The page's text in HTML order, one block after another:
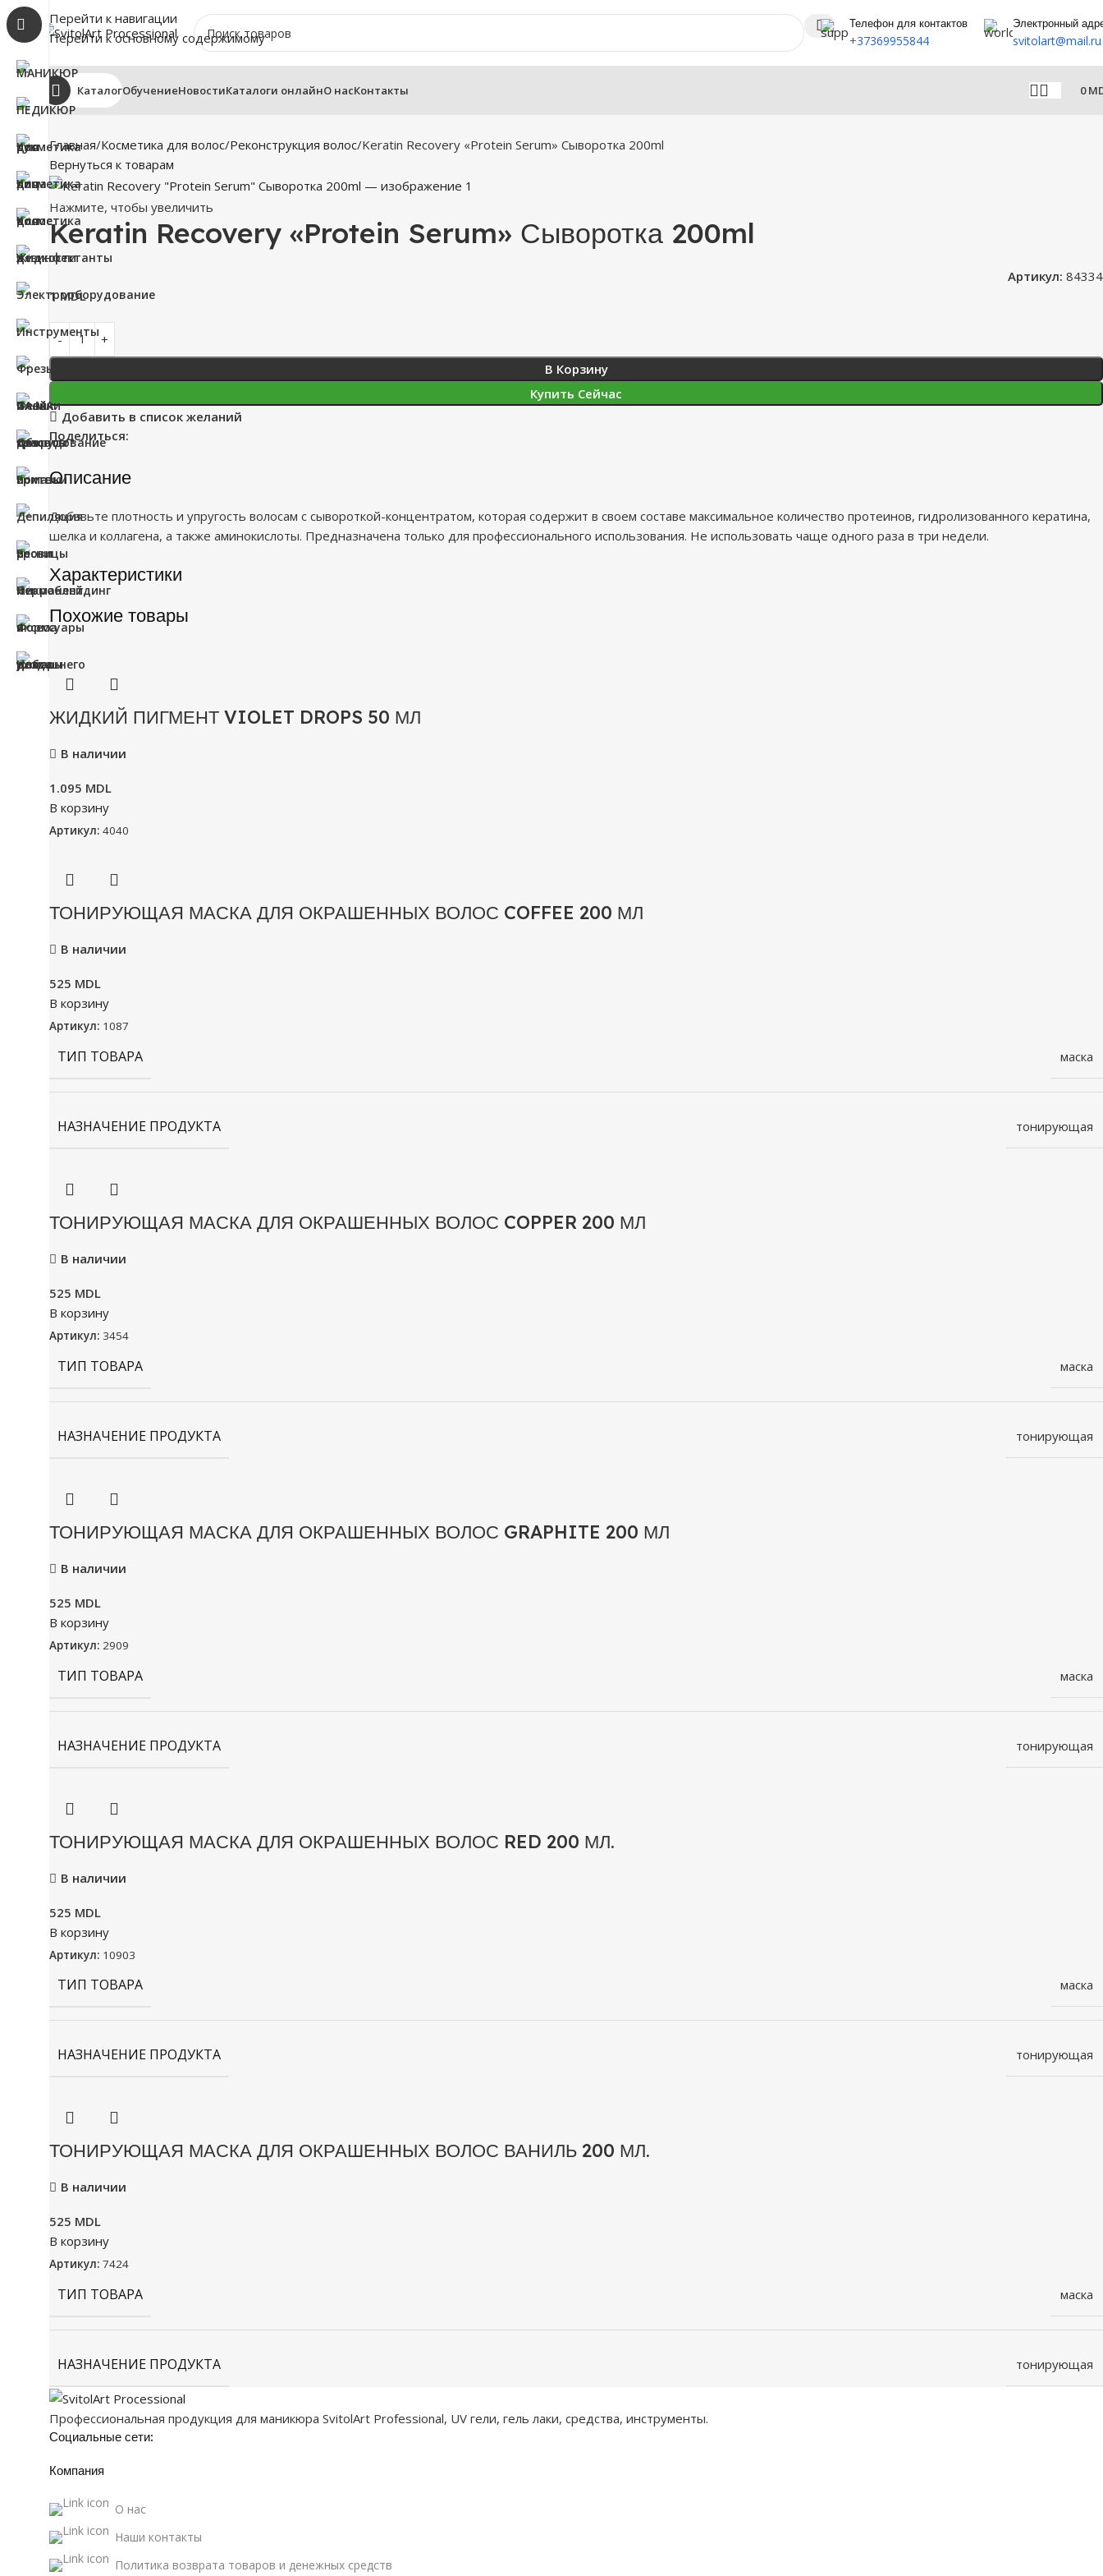
Перейти к навигации
Перейти к основному содержимому
Телефон для контактов
+37369955844
Электронный
svitolart@mail.ru
КаталогОбучениеНовостиКаталоги онлайнО насКонтакты 0
Главная Косметика для волос Реконструкция волос Keratin Recovery «Protein Serum» Сыворотка 200ml
Вернуться к товарам
Нажмите, чтобы увеличить
Keratin Recovery «Protein Serum» Сыворотка 200ml
Артикул: 84334
1MDL
В Корзину
Купить Сейчас
Добавить в список желаний
Поделиться:
Описание
Добавьте плотность и упругость волосам с сывороткой-концентратом, которая содержит в своем составе максимальное количество протеинов, гидролизованного кератина,
шелка и коллагена, а также аминокислоты. Предназначена только для профессионального использования. Не использовать чаще одного раза в три недели.
Характеристики
Похожие товары
ЖИДКИЙ ПИГМЕНТ VIOLET DROPS 50 МЛ
В наличии
1.095 MDL
В корзину
Артикул: 4040
ТОНИРУЮЩАЯ МАСКА ДЛЯ ОКРАШЕННЫХ ВОЛОС COFFEE 200 МЛ
В наличии
525 MDL
В корзину
Артикул: 1087
ТИП ТОВАРА маска
НАЗНАЧЕНИЕ ПРОДУКТА тонирующая
ТОНИРУЮЩАЯ МАСКА ДЛЯ ОКРАШЕННЫХ ВОЛОС COPPER 200 МЛ
В наличии
525 MDL
В корзину
Артикул: 3454
ТИП ТОВАРА маска
НАЗНАЧЕНИЕ ПРОДУКТА тонирующая
ТОНИРУЮЩАЯ МАСКА ДЛЯ ОКРАШЕННЫХ ВОЛОС GRAPHITE 200 МЛ
В наличии
525 MDL
В корзину
Артикул: 2909
ТИП ТОВАРА маска
НАЗНАЧЕНИЕ ПРОДУКТА тонирующая
ТОНИРУЮЩАЯ МАСКА ДЛЯ ОКРАШЕННЫХ ВОЛОС RED 200 МЛ.
В наличии
525 MDL
В корзину
Артикул: 10903
ТИП ТОВАРА маска
НАЗНАЧЕНИЕ ПРОДУКТА тонирующая
ТОНИРУЮЩАЯ МАСКА ДЛЯ ОКРАШЕННЫХ ВОЛОС ВАНИЛЬ 200 МЛ.
В наличии
525 MDL
В корзину
Артикул: 7424
ТИП ТОВАРА маска
НАЗНАЧЕНИЕ ПРОДУКТА тонирующая
Профессиональная продукция для маникюра SvitolArt Professional, UV гели, гель лаки, средства, инструменты.
Социальные сети:
Компания
О нас
Наши контакты
Политика возврата товаров и денежных средств